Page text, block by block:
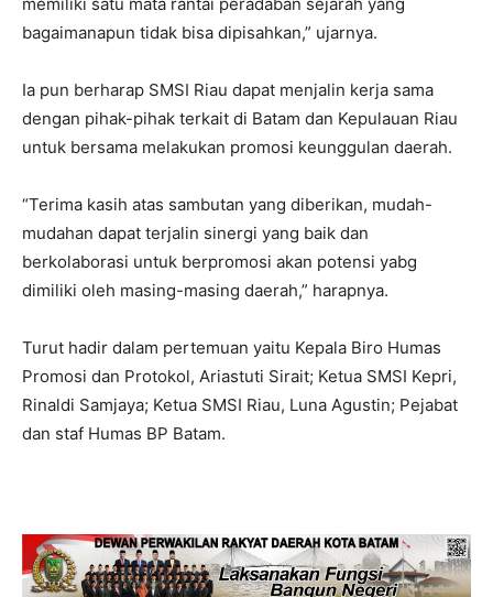
bagaimanapun tidak bisa dipisahkan,” ujarnya.
Ia pun berharap SMSI Riau dapat menjalin kerja sama
dengan pihak-pihak terkait di Batam dan Kepulauan Riau
untuk bersama melakukan promosi keunggulan daerah.
“Terima kasih atas sambutan yang diberikan, mudah-
mudahan dapat terjalin sinergi yang baik dan
berkolaborasi untuk berpromosi akan potensi yabg
dimiliki oleh masing-masing daerah,” harapnya.
Turut hadir dalam pertemuan yaitu Kepala Biro Humas
Promosi dan Protokol, Ariastuti Sirait; Ketua SMSI Kepri,
Rinaldi Samjaya; Ketua SMSI Riau, Luna Agustin; Pejabat
dan staf Humas BP Batam.